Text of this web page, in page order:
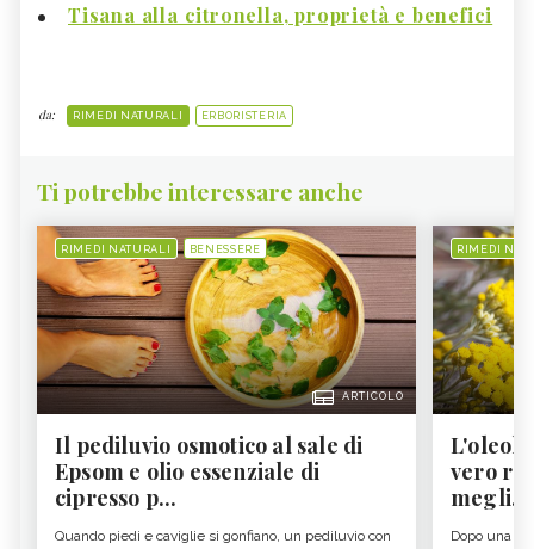
Tisana alla citronella, proprietà e benefici
da: RIMEDI NATURALI ERBORISTERIA
Ti potrebbe interessare anche
RIMEDI NATURALI BENESSERE
ARTICOLO
Il pediluvio osmotico al sale di
Epsom e olio essenziale di
cipresso p...
Quando piedi e caviglie si gonfiano, un pediluvio con
RIMEDI
vero re
megli...
Dopo una